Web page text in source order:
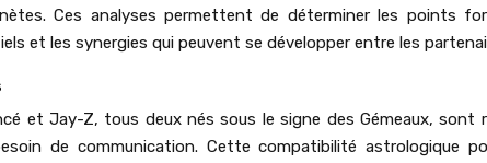
Ces analyses permettent de déterminer les points
et les synergies qui peuvent se développer entre les
et Jay-Z, tous deux nés sous le signe des Gémeaux, sont
de communication. Cette compatibilité astrologique